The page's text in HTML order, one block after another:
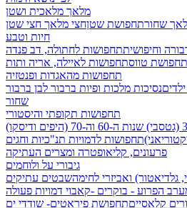
מלאך מלאכית ושטן
שחורתחפושת שטןחצי מלאך חצי שטן
חיות וטבע
וחיפושיתתחפושות לחתולה, דב פנדה
תחפושת טווסתחפושות לאיילה, אריה ותות
תחפושות מהאגדות ופנטזיה
נסיכות מלכות ופיות ברבור לבן ברבור
שחור
תחפושות תקופתי והיסטורי
שנות ה-60 וה-70 (היפים ודיסקו)
תחפושות לדמויות תנ"כיות וחגים
פרעונים, קליאופטרה ומצרים העתיקה
גיבורי על ולוחמים
גלדיאטור) ואביזרי לחימהשבטים עתיקים
הפרוע - בוקרים -קאבוי דמויות פעולה
קלאסייםתחפושת פיראטים- שודדי ים